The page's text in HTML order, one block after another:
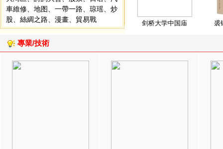
車維修
地图 一帶一路 琼瑶
炒
股
絲綢之路 漫畫 貿易戰 剑桥大学中国庙 裘
專業/技術